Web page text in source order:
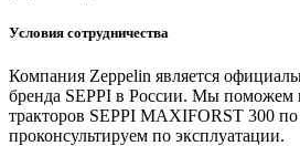
Условия сотрудничества
Компания Zeppelin является
бренда SEPPI в России. Мы поможем
тракторов SEPPI MAXIFORST 300
проконсультируем по эксплуатации.